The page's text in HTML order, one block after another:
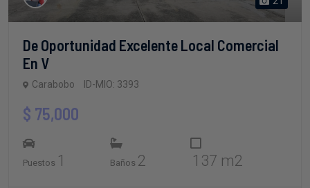
De Oportunidad Excelente Local Comercial
En V
Carabobo ID-MIO: 3393
$ 75,000
Puestos 1 Baños 2 137 m2